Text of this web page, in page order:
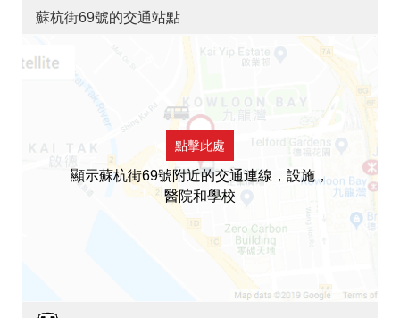
蘇杭街69號的交通站點
點擊此處
顯示蘇杭街69號附近的交通連線，設施，
醫院和學校